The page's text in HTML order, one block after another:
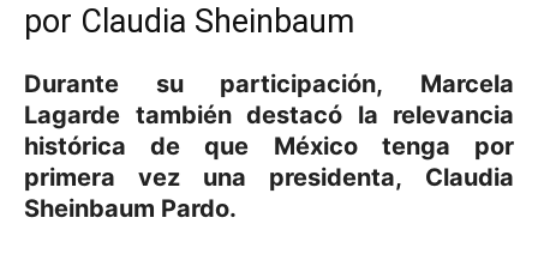
por Claudia Sheinbaum
Durante su participación, Marcela
Lagarde también destacó la relevancia
histórica de que México tenga por
primera vez una presidenta, Claudia
Sheinbaum Pardo.